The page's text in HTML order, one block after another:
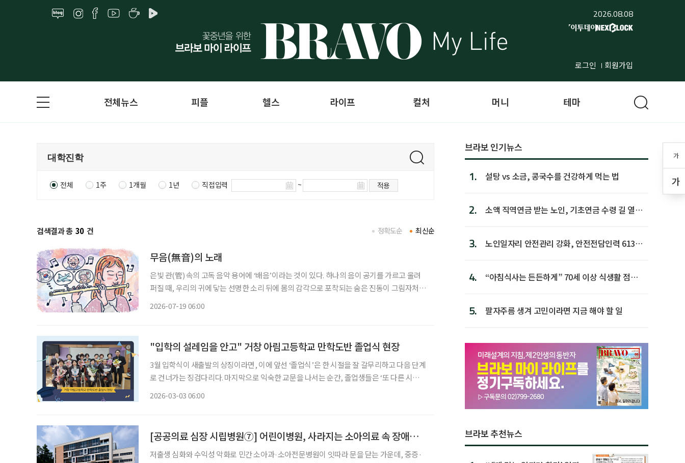
2026.08.08
로그인 회원가입
가
가
전체뉴스 피플 헬스 라이프 컬처 머니 테마
전체 1주 1개월 1년 직접입력 ~ 적용
검색결과 총 30 건 최신순
정확도순
무음(無音)의 노래
은빛 관(管) 속의 고독 음악 용어에 ‘배음’이라는 것이 있다. 하나의 음이 공기를 가르고 울려
퍼질 때, 우리의 귀에 닿는 선명한 소리 뒤에 몸의 감각으로 포착되는 숨은 진동이 그림자처럼
2026-07-19 06:00
"입학의 설레임을 안고" 거창 아림고등학교 만학도반 졸업식 현장
3월 입학식이 새출발의 상징이라면, 이에 앞선 ‘졸업식’은 한 시절을 잘 갈무리하고 다음 단계
로 건너가는 징검다리다. 마지막으로 익숙한 교문을 나서는 순간, 졸업생들은 ‘또 다른 시
2026-03-03 06:00
[공공의료 심장 시립병원⑦] 어린이병원, 사라지는 소아의료 속 장애아동 의료 ‘최후 보루’
저출생 심화와 수익성 악화로 민간 소아과·소아전문병원이 잇따라 문을 닫는 가운데, 중증·
브라보 인기뉴스
1. 설탕 vs 소금, 콩국수를 건강하게 먹는 법
2.
소액 직역연금 받는 노인, 기초연금 수령 길 열린
3.
노인일자리 안전관리 강화, 안전전담인력 613명
4.
“아침식사는 든든하게” 70세 이상 식생활 점수
5. 팔자주름 생겨 고민이라면 지금 해야 할 일
브라보 추천뉴스